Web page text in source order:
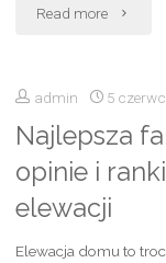
pokonać"
Read more "Torebka
–
modne
modele,
admin 5
Najlepsza
opinie i
elewacji
Elewacja domu to